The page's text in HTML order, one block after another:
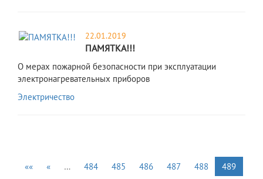
22.01.2019
ПАМЯТКА!!!
О мерах пожарной безопасности при эксплуатации
электронагревательных приборов
Электричество
«« « … 484 485 486 487 488
489